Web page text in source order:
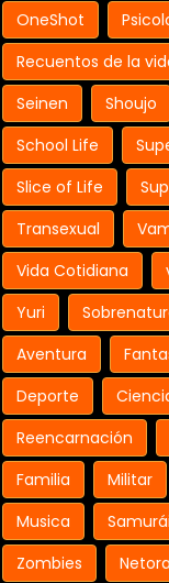
OneShot
Recuentos de la
Seinen
Shoujo
School Life
Slice of Life
Transexual
Vida Cotidiana
Yuri
Aventura
Deporte
Reencarnación
Familia
Militar
Musica
Samurái
Zombies